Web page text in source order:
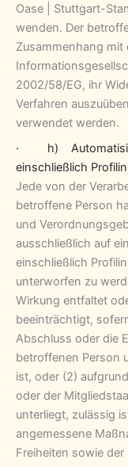
Oase | Stuttgart-
wenden. Der
Zusammenhang
2002/58/EG, ihr
Verfahren
verwendet werden.
· h)
einschließlich
Jede von der
betroffene Person
und
ausschließlich auf
einschließlich
unterworfen zu
Wirkung entfaltet
beeinträchtigt,
Abschluss oder die
betroffenen Person
ist, oder (2)
oder der
unterliegt, zulässig
angemessene
Freiheiten sowie